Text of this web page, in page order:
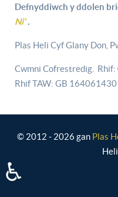
Defnyddiwch y ddolen
Ni'.
Plas Heli Cyf Glany Don,
Cwmni Cofrestredig.
Rhif TAW: GB 164061430
© 2012 - 2026 gan Plas